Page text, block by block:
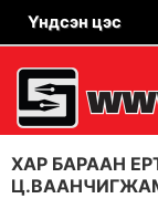
Үндсэн цэс
ХАР БАРААН